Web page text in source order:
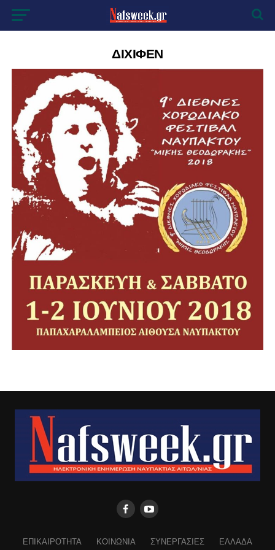
ΔΙΧΙΦΕΝ
ΕΠΙΚΑΙΡΟΤΗΤΑ ΚΟΙΝΩΝΙΑ ΣΥΝΕΡΓΑΣΙΕΣ ΕΛΛΑΔΑ